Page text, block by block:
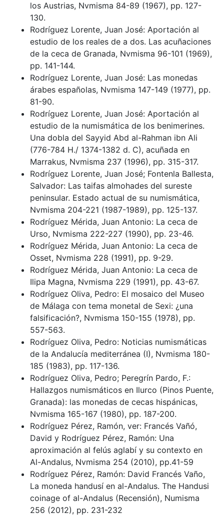
los Austrias, Nvmisma 84-89 (1967), pp. 127-
130.
Rodríguez Lorente, Juan José: Aportación al
estudio de los reales de a dos. Las acuñaciones
de la ceca de Granada, Nvmisma 96-101 (1969),
pp. 141-144.
Rodríguez Lorente, Juan José: Las monedas
árabes españolas, Nvmisma 147-149 (1977), pp.
81-90.
Rodríguez Lorente, Juan José: Aportación al
estudio de la numismática de los benimerines.
Una dobla del Sayyid Abd al-Rahman ibn Ali
(776-784 H./ 1374-1382 d. C), acuñada en
Marrakus, Nvmisma 237 (1996), pp. 315-317.
Rodríguez Lorente, Juan José; Fontenla Ballesta,
Salvador: Las taifas almohades del sureste
peninsular. Estado actual de su numismática,
Nvmisma 204-221 (1987-1989), pp. 125-137.
Rodríguez Mérida, Juan Antonio: La ceca de
Urso, Nvmisma 222-227 (1990), pp. 23-46.
Rodríguez Mérida, Juan Antonio: La ceca de
Osset, Nvmisma 228 (1991), pp. 9-29.
Rodríguez Mérida, Juan Antonio: La ceca de
Ilipa Magna, Nvmisma 229 (1991), pp. 43-67.
Rodríguez Oliva, Pedro: El mosaico del Museo
de Málaga con tema monetal de Sexi: ¿una
falsificación?, Nvmisma 150-155 (1978), pp.
557-563.
Rodríguez Oliva, Pedro: Noticias numismáticas
de la Andalucía mediterránea (I), Nvmisma 180-
185 (1983), pp. 117-136.
Rodríguez Oliva, Pedro; Peregrín Pardo, F.:
Hallazgos numismáticos en Ilurco (Pinos Puente,
Granada): las monedas de cecas hispánicas,
Nvmisma 165-167 (1980), pp. 187-200.
Rodríguez Pérez, Ramón, ver: Francés Vañó,
David y Rodríguez Pérez, Ramón: Una
aproximación al felús aglabí y su contexto en
Al-Andalus, Nvmisma 254 (2010), pp.41-59
Rodríguez Pérez, Ramón: David Francés Vaño,
La moneda handusí en al-Andalus. The Handusi
coinage of al-Andalus (Recensión), Numisma
256 (2012), pp. 231-232